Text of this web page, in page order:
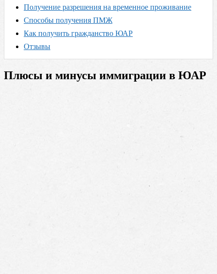
Получение разрешения на временное проживание
Способы получения ПМЖ
Как получить гражданство ЮАР
Отзывы
Плюсы и минусы иммиграции в ЮАР